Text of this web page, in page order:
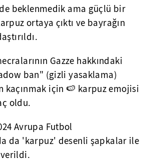
beklenmedik ama güçlü bir
ortaya çıktı ve bayrağın
Gazze hakkındaki
ban" (gizli yasaklama)
kaçınmak için 🍉 karpuz emojisi
oldu.
Avrupa Futbol
da 'karpuz' desenli şapkalar ile